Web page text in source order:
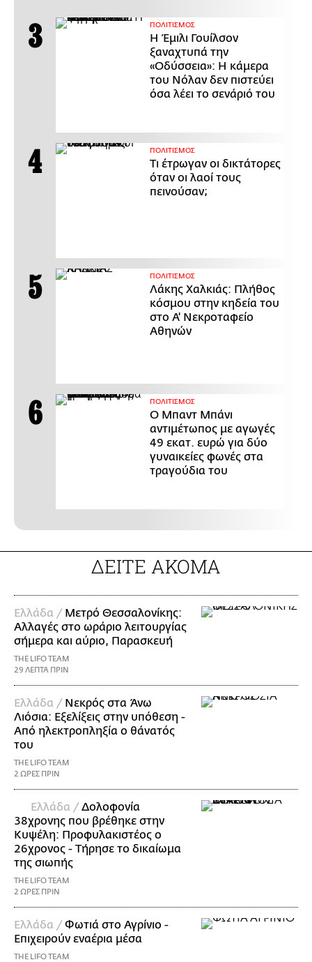
ΠΟΛΙΤΙΣΜΟΣ
Η Έμιλι Γουίλσον
ξαναχτυπά την
«Οδύσσεια»: Η κάμερα
του Νόλαν δεν πιστεύει
όσα λέει το σενάριό του
ΠΟΛΙΤΙΣΜΟΣ
Τι έτρωγαν οι δικτάτορες
όταν οι λαοί τους
πεινούσαν;
ΠΟΛΙΤΙΣΜΟΣ
Λάκης Χαλκιάς: Πλήθος
κόσμου στην κηδεία του
στο Α' Νεκροταφείο
Αθηνών
ΠΟΛΙΤΙΣΜΟΣ
Ο Μπαντ Μπάνι
αντιμέτωπος με αγωγές
49 εκατ. ευρώ για δύο
γυναικείες φωνές στα
τραγούδια του
ΔΕΙΤΕ ΑΚΟΜΑ
Ελλάδα / Μετρό Θεσσαλονίκης:
Αλλαγές στο ωράριο λειτουργίας
σήμερα και αύριο, Παρασκευή
THE LIFO TEAM
29 ΛΕΠΤΑ ΠΡΙΝ
Ελλάδα / Νεκρός στα Άνω
Λιόσια: Εξελίξεις στην υπόθεση -
Από ηλεκτροπληξία ο θάνατός
του
THE LIFO TEAM
2 ΩΡΕΣ ΠΡΙΝ
Ελλάδα /Δολοφονία
38χρονης που βρέθηκε στην
Κυψέλη: Προφυλακιστέος ο
26χρονος - Τήρησε το δικαίωμα
της σιωπής
THE LIFO TEAM
2 ΩΡΕΣ ΠΡΙΝ
Ελλάδα /Φωτιά στο Αγρίνιο -
Επιχειρούν εναέρια μέσα
THE LIFO TEAM